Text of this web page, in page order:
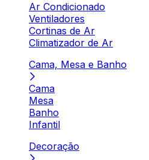
Ar Condicionado
Ventiladores
Cortinas de Ar
Climatizador de Ar
Cama, Mesa e Banho
Cama
Mesa
Banho
Infantil
Decoração